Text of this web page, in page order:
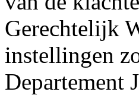
Gerechtelijk
instellingen
Departement